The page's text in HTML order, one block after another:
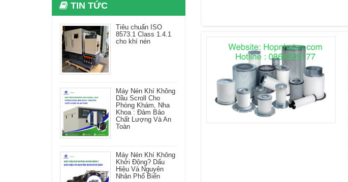
TIN TỨC
Tiêu chuẩn ISO
8573.1 Class 1.4.1
cho khí nén
Máy Nén Khí Không
Dầu Scroll Cho
Phòng Khám, Nha
Khoa : Đảm Bảo
Chất Lượng Và An
Toàn
Máy Nén Khí Không
Khởi Động? Dấu
Hiệu Và Nguyên
Nhân Phổ Biến